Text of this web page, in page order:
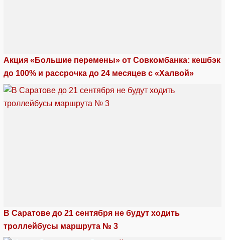
Акция «Большие перемены» от Совкомбанка: кешбэк
до 100% и рассрочка до 24 месяцев с «Халвой»
В Саратове до 21 сентября не будут ходить
троллейбусы маршрута № 3